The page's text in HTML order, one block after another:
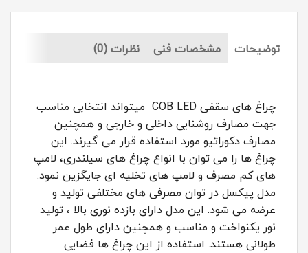
توضیحات مشخصات فنی نظرات (0)
چراغ های سقفی COB LED میتواند انتخابی مناسب
جهت مصارف روشنایی داخلی و خارجی و همچنین
مصارف دکوراتیو مورد استفاده قرار می گیرند. این
چراغ ها را می توان با انواع چراغ های سیلندری، لامپ
های کم مصرف و لامپ های تخلیه ای جایگزین نمود.
مدل پیکسل در توان مصرفی های مختلفی تولید و
عرضه می شود. این مدل دارای بازده نوری بالا ، تولید
نور یکنواخت و مناسب و همچنین دارای طول عمر
طولانی هستند. استفاده از این چراغ ها فضایی